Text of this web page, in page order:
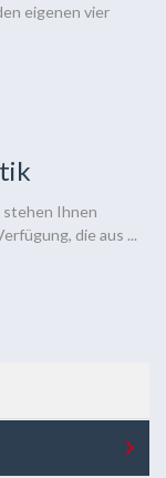
eigenen vier
stehen Ihnen
die aus ...